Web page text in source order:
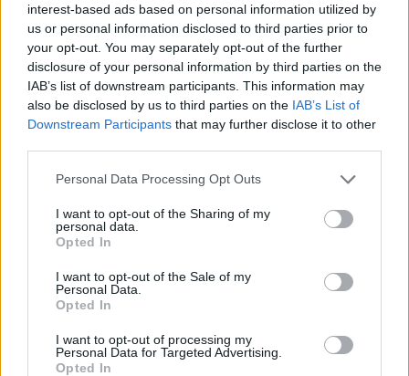
interest-based ads based on personal information utilized by
us or personal information disclosed to third parties prior to
your opt-out. You may separately opt-out of the further
disclosure of your personal information by third parties on the
IAB’s list of downstream participants. This information may
also be disclosed by us to third parties on the IAB’s List of
Downstream Participants that may further disclose it to other
Personal Data Processing Opt Outs
I want to opt-out of the Sharing of my
personal data.
Opted In
I want to opt-out of the Sale of my
Personal Data.
Opted In
I want to opt-out of processing my
Personal Data for Targeted Advertising.
Opted In
Szerinte ugyanis a jelenlegi vezetéssel már nem
oldhatók fel a szervezet körüli feszültségek. A
tárcavezető egy átmeneti menedzsment
felállítását javasolja. Ez a testület a Magyar
Tudományos Akadémiával (MTA) és a kormánnyal
együttműködve dolgozná ki a hálózat hosszú távú,
stabil jövőképét – közölte Tanács Zoltán a
Facebook-oldalán.
Tanács Zoltán a közösségi oldalán számolt be arról, hogy
nemrég személyesen egyeztetett Gulyás Balázzsal, a HUN-
tagjaival és az MTA képviselőivel is tárgyalt. A politikus
arra a következtetésre jutott, hogy a rendszer megújítása a
szerint a helyzetet az tisztázná...